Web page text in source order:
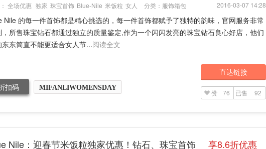
2016-03-07 14:28
全场优惠 独家 珠宝首饰 Blue-Nile 米饭粒 女人 分类： 服饰箱包
Nile 的每一件首饰都是精心挑选的，每一件首饰都赋予了独特的韵味，官网服务非常
，所售珠宝钻石都通过独立的质量鉴定​,作为一个闪闪发亮的珠宝钻石良心好店，他们
东东简直不能更适合女人节...阅读全文
扣码 MIFANLIWOMENSDAY
直达链接
赞 76 已售 92
Nile：迎春节米饭粒独家优惠！钻石、珠宝首饰 享8.6折优惠